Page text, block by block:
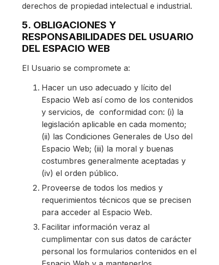
derechos de propiedad intelectual e industrial.
5. OBLIGACIONES Y
RESPONSABILIDADES DEL USUARIO
DEL ESPACIO WEB
El Usuario se compromete a:
Hacer un uso adecuado y lícito del
Espacio Web así como de los contenidos
y servicios, de conformidad con: (i) la
legislación aplicable en cada momento;
(ii) las Condiciones Generales de Uso del
Espacio Web; (iii) la moral y buenas
costumbres generalmente aceptadas y
(iv) el orden público.
Proveerse de todos los medios y
requerimientos técnicos que se precisen
para acceder al Espacio Web.
Facilitar información veraz al
cumplimentar con sus datos de carácter
personal los formularios contenidos en el